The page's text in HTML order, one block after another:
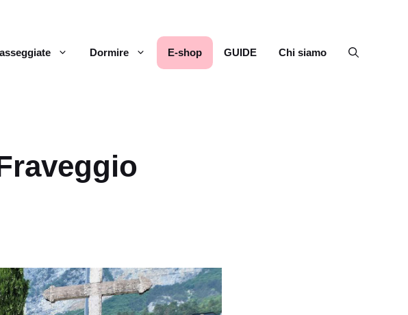
Dormire E-shop GUIDE Chi siamo